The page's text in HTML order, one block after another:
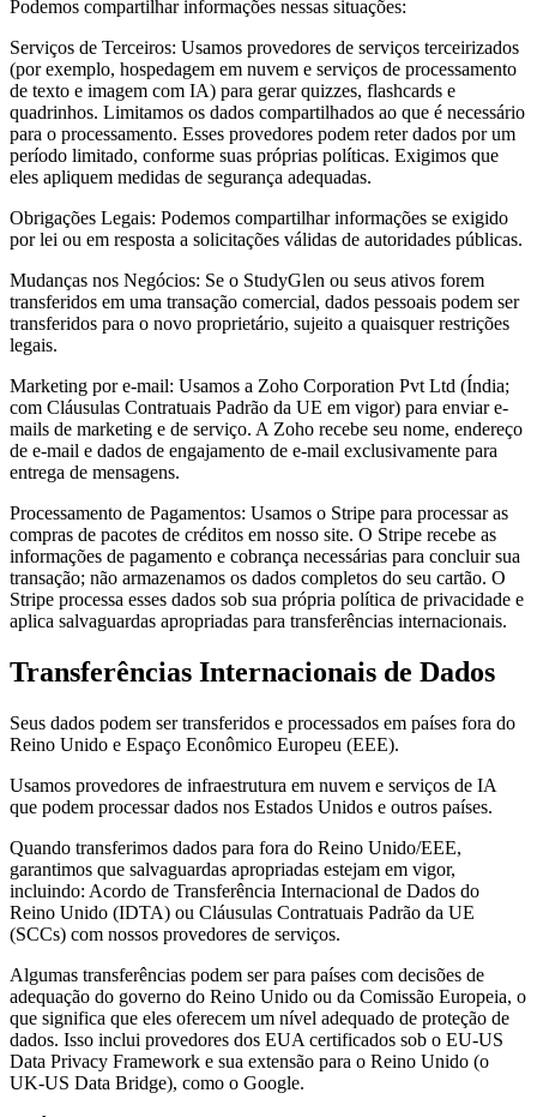
Podemos compartilhar informações nessas situações:
Serviços de Terceiros: Usamos provedores de serviços terceirizados
(por exemplo, hospedagem em nuvem e serviços de processamento
de texto e imagem com IA) para gerar quizzes, flashcards e
quadrinhos. Limitamos os dados compartilhados ao que é necessário
para o processamento. Esses provedores podem reter dados por um
período limitado, conforme suas próprias políticas. Exigimos que
eles apliquem medidas de segurança adequadas.
Obrigações Legais: Podemos compartilhar informações se exigido
por lei ou em resposta a solicitações válidas de autoridades públicas.
Mudanças nos Negócios: Se o StudyGlen ou seus ativos forem
transferidos em uma transação comercial, dados pessoais podem ser
transferidos para o novo proprietário, sujeito a quaisquer restrições
legais.
Marketing por e-mail: Usamos a Zoho Corporation Pvt Ltd (Índia;
com Cláusulas Contratuais Padrão da UE em vigor) para enviar e-
mails de marketing e de serviço. A Zoho recebe seu nome, endereço
de e-mail e dados de engajamento de e-mail exclusivamente para
entrega de mensagens.
Processamento de Pagamentos: Usamos o Stripe para processar as
compras de pacotes de créditos em nosso site. O Stripe recebe as
informações de pagamento e cobrança necessárias para concluir sua
transação; não armazenamos os dados completos do seu cartão. O
Stripe processa esses dados sob sua própria política de privacidade e
aplica salvaguardas apropriadas para transferências internacionais.
Transferências Internacionais de Dados
Seus dados podem ser transferidos e processados em países fora do
Reino Unido e Espaço Econômico Europeu (EEE).
Usamos provedores de infraestrutura em nuvem e serviços de IA
que podem processar dados nos Estados Unidos e outros países.
Quando transferimos dados para fora do Reino Unido/EEE,
garantimos que salvaguardas apropriadas estejam em vigor,
incluindo: Acordo de Transferência Internacional de Dados do
Reino Unido (IDTA) ou Cláusulas Contratuais Padrão da UE
(SCCs) com nossos provedores de serviços.
Algumas transferências podem ser para países com decisões de
adequação do governo do Reino Unido ou da Comissão Europeia, o
que significa que eles oferecem um nível adequado de proteção de
dados. Isso inclui provedores dos EUA certificados sob o EU-US
Data Privacy Framework e sua extensão para o Reino Unido (o
UK-US Data Bridge), como o Google.